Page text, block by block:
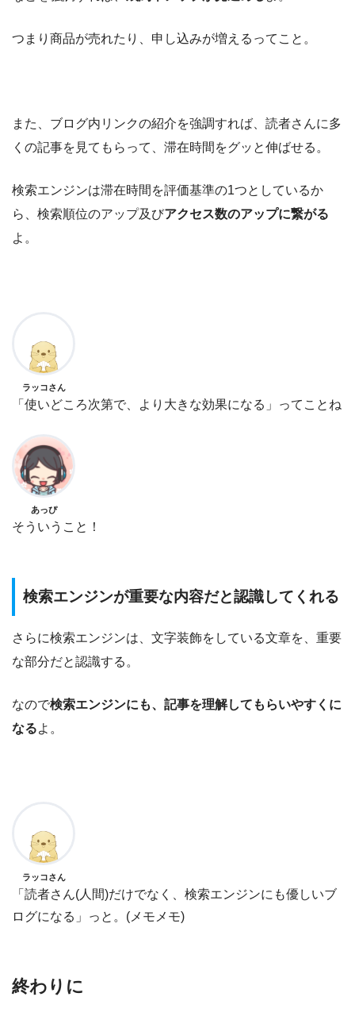
つまり商品が売れたり、申し込みが増えるってこと。
また、ブログ内リンクの紹介を強調すれば、読者さんに多
くの記事を見てもらって、滞在時間をグッと伸ばせる。
検索エンジンは滞在時間を評価基準の1つとしているか
ら、検索順位のアップ及びアクセス数のアップに繋がる
よ。
ラッコさん
「使いどころ次第で、より大きな効果になる」ってことね
あっぴ
そういうこと！
検索エンジンが重要な内容だと認識してくれる
さらに検索エンジンは、文字装飾をしている文章を、重要
な部分だと認識する。
なので検索エンジンにも、記事を理解してもらいやすくに
なるよ。
ラッコさん
「読者さん(人間)だけでなく、検索エンジンにも優しいブ
ログになる」っと。(メモメモ)
終わりに